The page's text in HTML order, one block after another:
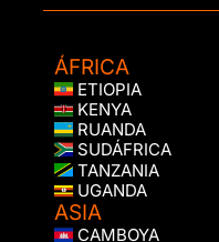
ÁFRICA
ETIOPIA
KENYA
RUANDA
SUDÁFRICA
TANZANIA
UGANDA
ASIA
CAMBOYA